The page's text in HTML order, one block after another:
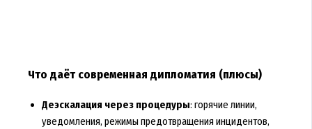
Что даёт современная дипломатия (плюсы)
Деэскалация через процедуры: горячие линии,
уведомления, режимы предотвращения инцидентов,